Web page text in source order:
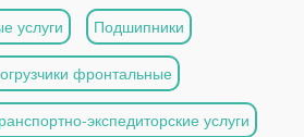
услуги Подшипники
фронтальные
экспедиторские услуги